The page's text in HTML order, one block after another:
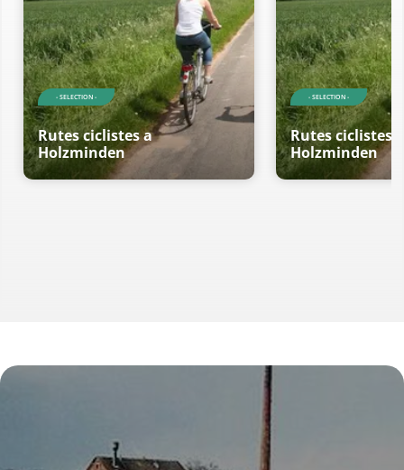
- SELECTION -
Rutes ciclistes a
Holzminden
- SELECTION -
Rutes ciclistes a
Holzminden